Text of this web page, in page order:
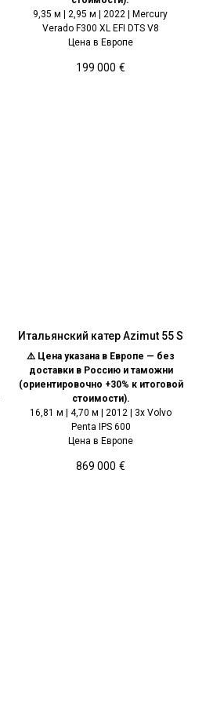
9,35 м | 2,95 м | 2022 | Mercury
Verado F300 XL EFI DTS V8
Цена в Европе
199 000 €
Итальянский катер Azimut 55 S
⚠️ Цена указана в Европе — без
доставки в Россию и таможни
(ориентировочно +30% к итоговой
стоимости).
16,81 м | 4,70 м | 2012 | 3x Volvo
Penta IPS 600
Цена в Европе
869 000 €